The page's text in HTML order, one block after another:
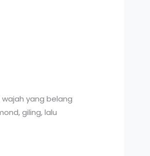
yang belang
giling, lalu